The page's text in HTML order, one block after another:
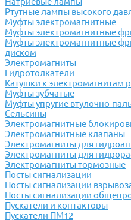
Ртутные лампы высокого
Муфты электромагнитные
Муфты электромагнитные
Муфты электромагнитные
диском
Электромагниты
Гидротолкатели
Катушки к электромагнитам
Муфты зубчатые
Муфты упругие втулочно-
Сельсины
Электромагнитные
Электромагнитные клапаны
Электромагниты для
Электромагниты для
Электромагниты тормозные
Посты сигнализации
Посты сигнализации
Посты сигнализации
Пускатели и контакторы
Пускатели ПМ12